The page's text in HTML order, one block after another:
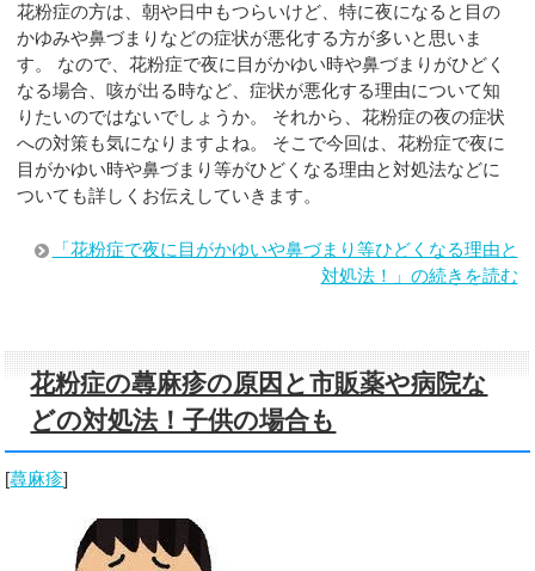
花粉症の方は、朝や日中もつらいけど、特に夜になると目の
かゆみや鼻づまりなどの症状が悪化する方が多いと思いま
す。 なので、花粉症で夜に目がかゆい時や鼻づまりがひどく
なる場合、咳が出る時など、症状が悪化する理由について知
りたいのではないでしょうか。 それから、花粉症の夜の症状
への対策も気になりますよね。 そこで今回は、花粉症で夜に
目がかゆい時や鼻づまり等がひどくなる理由と対処法などに
ついても詳しくお伝えしていきます。
「花粉症で夜に目がかゆいや鼻づまり等ひどくなる理由と
対処法！」の続きを読む
花粉症の蕁麻疹の原因と市販薬や病院な
どの対処法！子供の場合も
[蕁麻疹]